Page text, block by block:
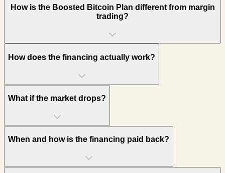
How is the Boosted Bitcoin Plan different from margin
trading?
How does the financing actually work?
What if the market drops?
When and how is the financing paid back?